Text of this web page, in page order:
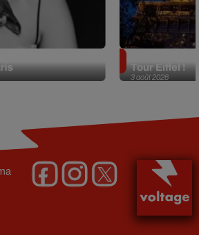
3 août 2026
Tour Eiffel !